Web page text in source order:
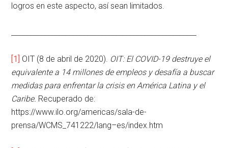
logros en este aspecto, así sean limitados.
[1] OIT (8 de abril de 2020). OIT: El COVID-19 destruye el
equivalente a 14 millones de empleos y desafía a buscar
medidas para enfrentar la crisis en América Latina y el
Caribe. Recuperado de:
https://www.ilo.org/americas/sala-de-
prensa/WCMS_741222/lang–es/index.htm